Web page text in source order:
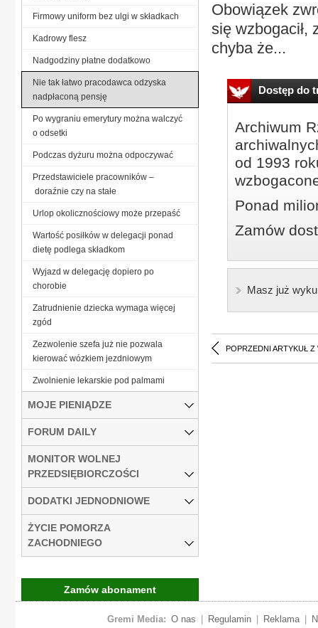
Obowiązek
się wzbogacił,
chyba że...
Dostęp do
Archiwum
od 1993
Ponad
Zamów
Masz już
POPRZEDNI ARTYKUŁ Z
Firmowy uniform bez ulgi w składkach
Kadrowy flesz
Nadgodziny płatne dodatkowo
Nie tak łatwo pracodawca odzyska
nadpłaconą pensję
Po wygraniu emerytury można walczyć
o odsetki
Podczas dyżuru można odpoczywać
Przedstawiciele pracowników –
doraźnie czy na stałe
Urlop okolicznościowy może przepaść
Wartość posiłków w delegacji ponad
dietę podlega składkom
Wyjazd w delegację dopiero po
chorobie
Zatrudnienie dziecka wymaga więcej
zgód
Zezwolenie szefa już nie pozwala
kierować wózkiem jezdniowym
Zwolnienie lekarskie pod palmami
MOJE PIENIĄDZE
FORUM DAILY
MONITOR WOLNEJ
PRZEDSIĘBIORCZOŚCI
DODATKI JEDNODNIOWE
ŻYCIE POMORZA
ZACHODNIEGO
Zamów abonament
Gremi Media: O nas Regulamin Reklama